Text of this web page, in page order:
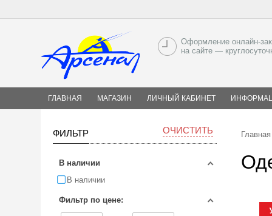
Оформление онлайн-
на сайте —
ГЛАВНАЯ МАГАЗИН ЛИЧНЫЙ КАБИНЕТ
ФИЛЬТР ОЧИСТИТЬ
В наличии
В наличии
Фильтр по цене:
Главная